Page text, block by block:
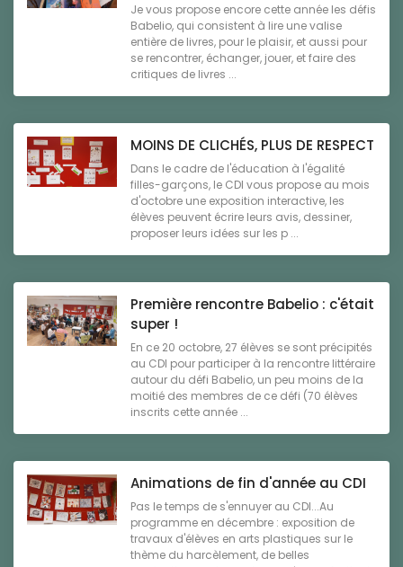
Je vous propose encore cette année les défis
Babelio, qui consistent à lire une valise
entière de livres, pour le plaisir, et aussi pour
se rencontrer, échanger, jouer, et faire des
critiques de livres ...
MOINS DE CLICHÉS, PLUS DE RESPECT
Dans le cadre de l'éducation à l'égalité
filles-garçons, le CDI vous propose au mois
d'octobre une exposition interactive, les
élèves peuvent écrire leurs avis, dessiner,
proposer leurs idées sur les p ...
Première rencontre Babelio : c'était
super !
En ce 20 octobre, 27 élèves se sont précipités
au CDI pour participer à la rencontre littéraire
autour du défi Babelio, un peu moins de la
moitié des membres de ce défi (70 élèves
inscrits cette année ...
Animations de fin d'année au CDI
Pas le temps de s'ennuyer au CDI...Au
programme en décembre : exposition de
travaux d'élèves en arts plastiques sur le
thème du harcèlement, de belles